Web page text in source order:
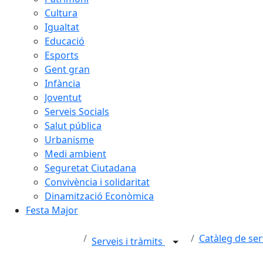
Cultura
Igualtat
Educació
Esports
Gent gran
Infància
Joventut
Serveis Socials
Salut pública
Urbanisme
Medi ambient
Seguretat Ciutadana
Convivència i solidaritat
Dinamització Econòmica
Festa Major
Serveis i tràmits Catàleg de